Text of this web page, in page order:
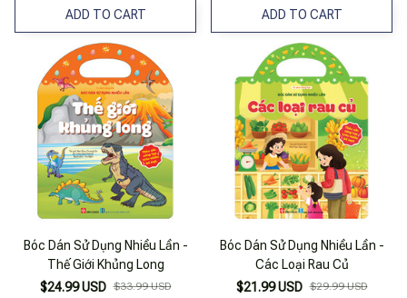
ADD TO CART ADD TO CART
Bóc Dán Sử Dụng Nhiều Lần -
Thế Giới Khủng Long
$24.99 USD $33.99 USD
Bóc Dán Sử Dụng Nhiều Lần -
Các Loại Rau Củ
$21.99 USD $29.99 USD